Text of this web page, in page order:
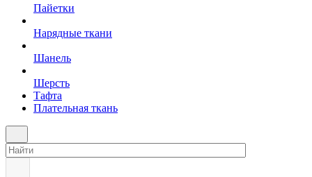
Пайетки
Нарядные ткани
Шанель
Шерсть
Тафта
Плательная ткань